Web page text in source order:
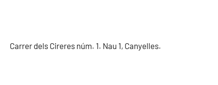
Carrer dels Cireres núm. 1. Nau 1, Canyelles.